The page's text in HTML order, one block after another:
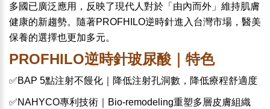
多國已廣泛應用，反映了現代人對於「由內而外」維持肌膚
健康的新趨勢。隨著PROFHILO逆時針進入台灣市場，醫美
保養的選擇也更加多元。
PROFHILO逆時針玻尿酸｜特色
✅BAP 5點注射不饅化｜降低注射孔洞數，降低療程舒適度
✅NAHYCO專利技術｜Bio-remodeling重塑多層皮膚組織